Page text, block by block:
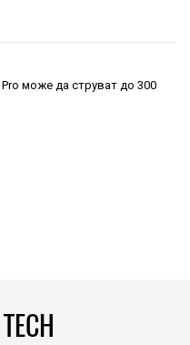
може да струват до 300